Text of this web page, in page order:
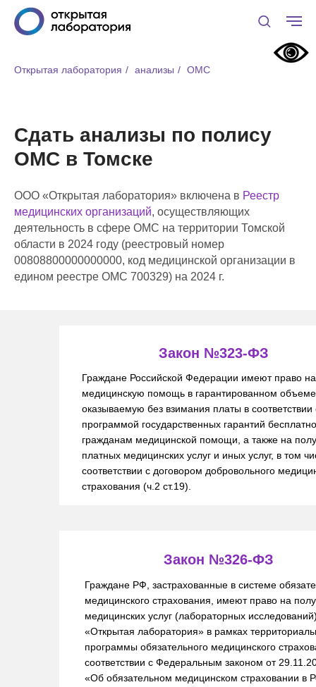
Открытая лаборатория / анализы / ОМС
Сдать анализы по полису
ОМС в Томске
ООО «Открытая лаборатория» включена в Реестр
медицинских организаций, осуществляющих
деятельность в сфере ОМС на территории Томской
области в 2024 году (реестровый номер
00808800000000000, код медицинской организации в
едином реестре ОМС 700329) на 2024 г.
Закон №323-ФЗ
Граждане Российской Федерации имеют право на
медицинскую помощь в гарантированном
оказываемую без взимания платы в соответствии
программой государственных гарантий
гражданам медицинской помощи, а также на
платных медицинских услуг и иных услуг, в том
соответствии с договором добровольного
страхования (ч.2 ст.19).
Закон №326-ФЗ
Граждане РФ, застрахованные в системе
медицинского страхования, имеют право на
медицинских услуг (лабораторных
«Открытая лаборатория» в рамках
программы обязательного медицинского
соответствии с Федеральным законом от
«Об обязательном медицинском страховании в